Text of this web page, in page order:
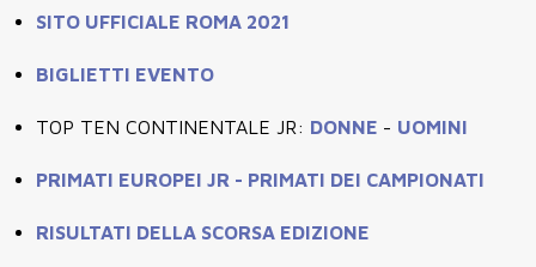
SITO UFFICIALE ROMA 2021
BIGLIETTI EVENTO
TOP TEN CONTINENTALE JR: DONNE - UOMINI
PRIMATI EUROPEI JR - PRIMATI DEI CAMPIONATI
RISULTATI DELLA SCORSA EDIZIONE